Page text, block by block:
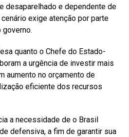
desaparelhado e dependente de
exige atenção por parte
quanto o Chefe do Estado-
a urgência de investir mais
aumento no orçamento de
eficiente dos recursos
a necessidade de o Brasil
defensiva, a fim de garantir sua